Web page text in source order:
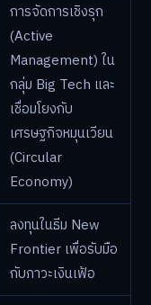
การจัดการเชิงรุก
(Active
Management) ใน
กลุ่ม Big Tech และ
เชื่อมโยงกับ
เศรษฐกิจหมุนเวียน
(Circular
Economy)
ลงทุนในธีม New
Frontier เพื่อรับมือ
กับภาวะเงินเฟ้อ